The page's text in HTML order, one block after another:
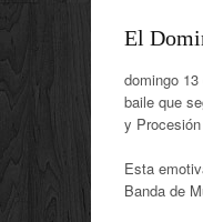
El
domingo
baile que
y
Esta
Banda de